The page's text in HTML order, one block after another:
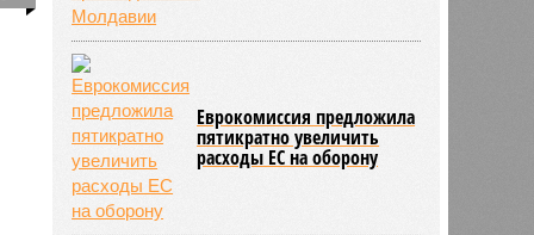
Еврокомиссия предложила
пятикратно увеличить
расходы ЕС на оборону